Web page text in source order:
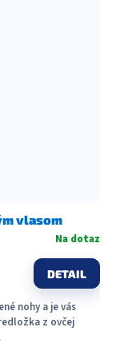
vlasom
Na dotaz
DETAIL
nohy a je vás
z ovčej